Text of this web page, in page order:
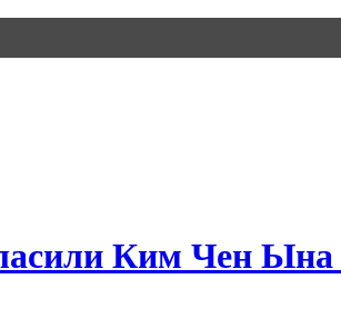
Ким Чен